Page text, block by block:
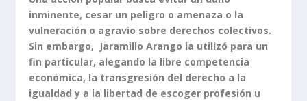
inminente, cesar un peligro o amenaza o la
vulneración o agravio sobre derechos colectivos.
Sin embargo, Jaramillo Arango la utilizó para un
fin particular, alegando la libre competencia
económica, la transgresión del derecho a la
igualdad y a la libertad de escoger profesión u